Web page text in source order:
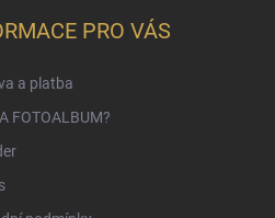
PRO VÁS
a platba
FOTOALBUM?